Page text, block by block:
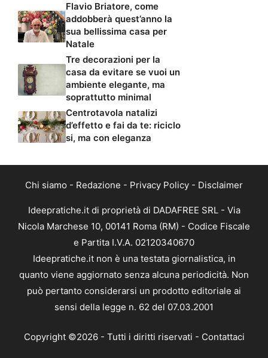
Flavio Briatore, come
addobberà quest’anno la
sua bellissima casa per
Natale
Tre decorazioni per la
casa da evitare se vuoi un
ambiente elegante, ma
soprattutto minimal
Centrotavola natalizi
d’effetto e fai da te: riciclo
si, ma con eleganza
Chi siamo - Redazione - Privacy Policy - Disclaimer
Ideepratiche.it di proprietà di DADAFREE SRL - Via
Nicola Marchese 10, 00141 Roma (RM) - Codice Fiscale
e Partita I.V.A. 02120340670
Ideepratiche.it non è una testata giornalistica, in
quanto viene aggiornato senza alcuna periodicità. Non
può pertanto considerarsi un prodotto editoriale ai
sensi della legge n. 62 del 07.03.2001
Copyright ©2026 - Tutti i diritti riservati - Contattaci